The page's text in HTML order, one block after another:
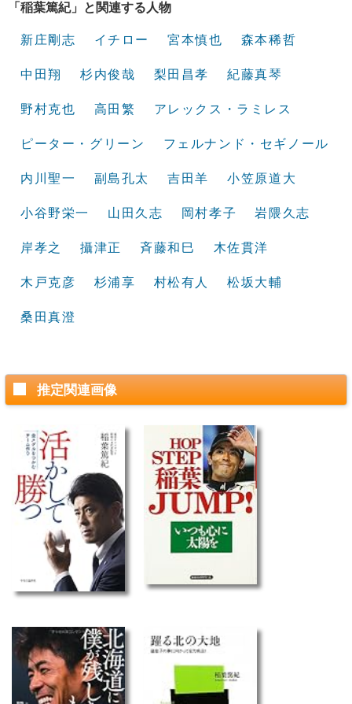
「稲葉篤紀」と関連する人物
新庄剛志 イチロー 宮本慎也 森本稀哲
中田翔 杉内俊哉 梨田昌孝 紀藤真琴
野村克也 高田繁 アレックス・ラミレス
ピーター・グリーン フェルナンド・セギノール
内川聖一 副島孔太 吉田羊 小笠原道大
小谷野栄一 山田久志 岡村孝子 岩隈久志
岸孝之 攝津正 斉藤和巳 木佐貫洋
木戸克彦 杉浦享 村松有人 松坂大輔
桑田真澄
推定関連画像